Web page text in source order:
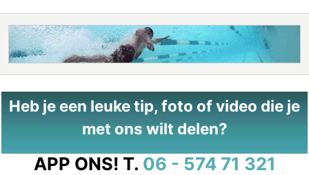
Heb je een leuke tip, foto of video die je
met ons wilt delen?
APP ONS! T. 06 - 574 71 321